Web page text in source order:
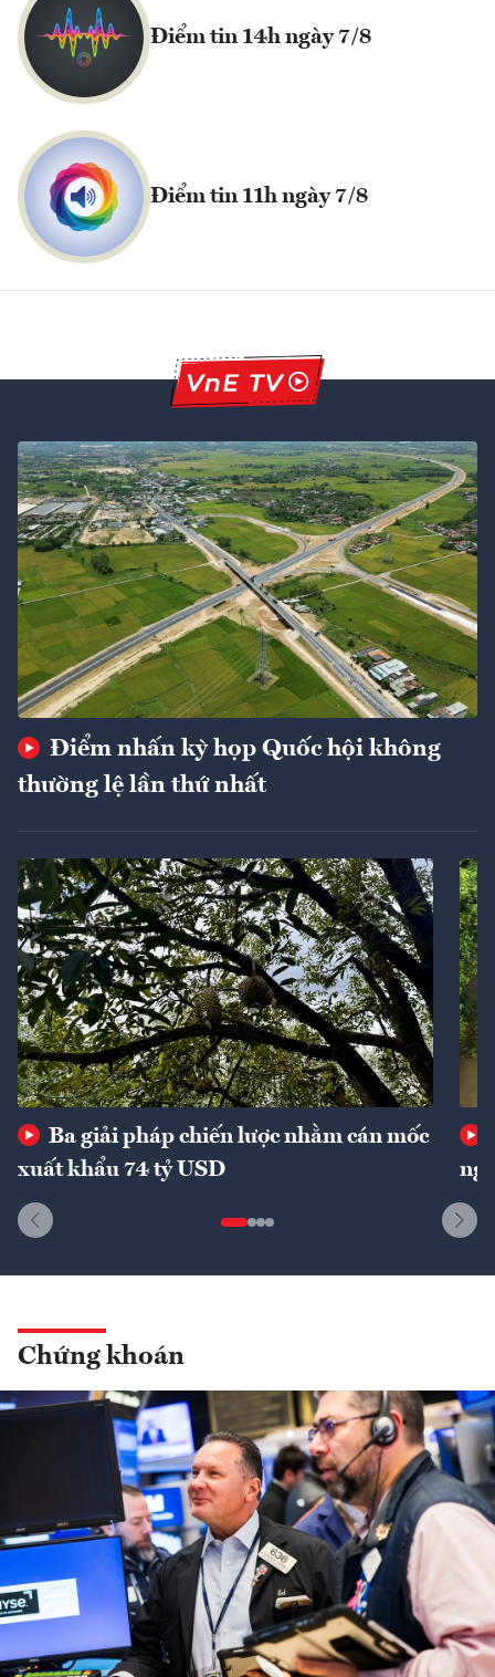
Điểm tin 14h ngày 7/8
Điểm tin 11h ngày 7/8
Điểm nhấn kỳ họp Quốc hội không
thường lệ lần thứ nhất
Ba giải pháp chiến lược nhằm cán mốc
xuất khẩu 74 tỷ USD
Chứng khoán